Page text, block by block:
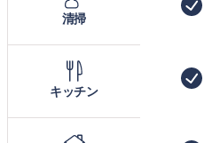
清掃
キッチン